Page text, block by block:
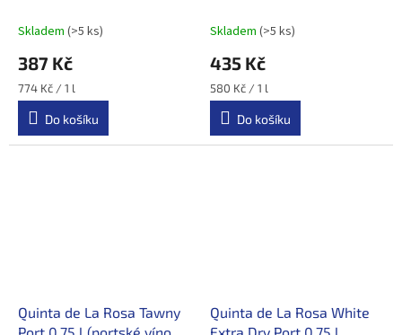
Skladem (>5 ks)
387 Kč
Měrná
cena:
774 Kč / 1 l
Do košíku
Douro)
Skladem (>5 ks)
435 Kč
Měrná
cena:
580 Kč / 1 l
Do košíku
Quinta de La Rosa Tawny
Quinta de La Rosa White